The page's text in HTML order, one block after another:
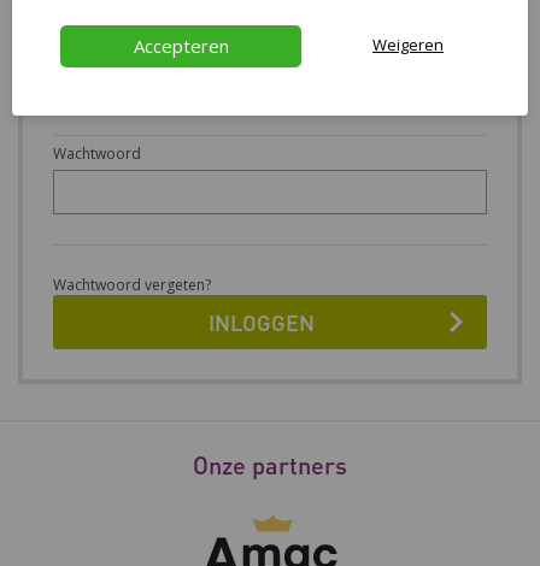
Gebruikersnaam
Wachtwoord
Wachtwoord vergeten?
Onze partners
Accepteren Weigeren